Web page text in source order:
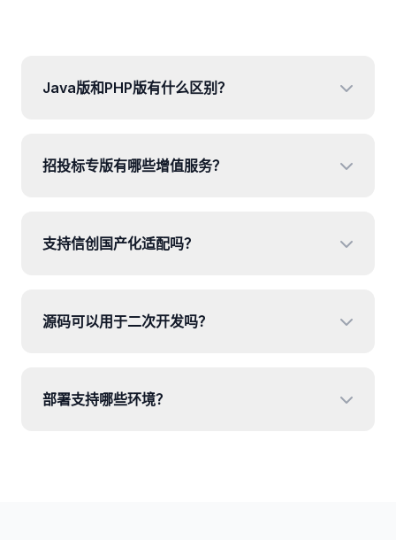
Java版和PHP版有什么区别？
招投标专版有哪些增值服务？
支持信创国产化适配吗？
源码可以用于二次开发吗？
部署支持哪些环境？